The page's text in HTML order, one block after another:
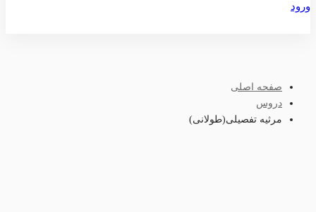
ورود
صفحه اصلی
دروس
مرثیه تفصیلی(طولانی)